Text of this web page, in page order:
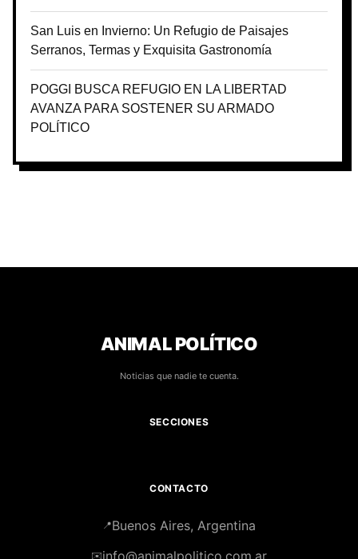
San Luis en Invierno: Un Refugio de Paisajes
Serranos, Termas y Exquisita Gastronomía
POGGI BUSCA REFUGIO EN LA LIBERTAD
AVANZA PARA SOSTENER SU ARMADO
POLÍTICO
ANIMAL POLÍTICO
Noticias que nadie te cuenta.
SECCIONES
CONTACTO
📍Buenos Aires, Argentina
✉️